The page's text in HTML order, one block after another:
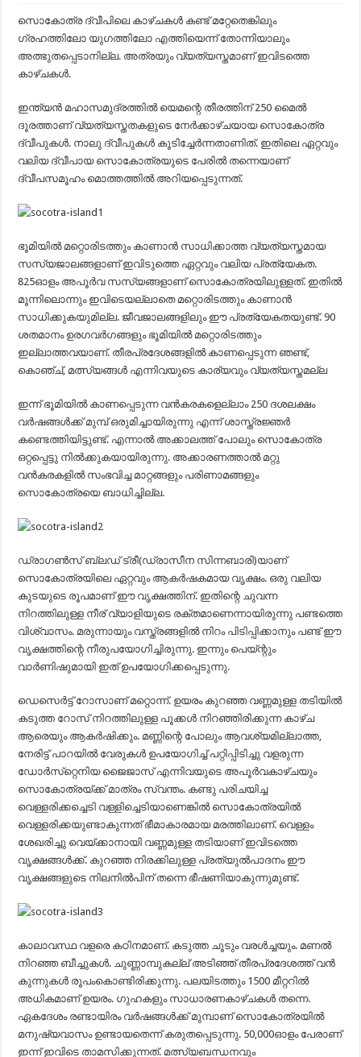
സൊകോത്ര ദ്വീപിലെ കാഴ്ചകള്‍ കണ്ട് മറ്റേതെങ്കിലും
ഗ്രഹത്തിലോ യുഗത്തിലോ എത്തിയെന്ന് തോന്നിയാലും
അത്ഭുതപ്പെടാനില്ല. അത്രയും വ്യത്യസ്തമാണ് ഇവിടത്തെ
കാഴ്ചകള്‍.
ഇന്ത്യന്‍ മഹാസമുദ്രത്തില്‍ യെമന്റെ തീരത്തിന് 250 മൈല്‍
ദൂരത്താണ് വ്യത്യസ്തതകളുടെ നേര്‍ക്കാഴ്ചയായ സൊകോത്ര
ദ്വീപുകള്‍. നാലു ദ്വീപുകള്‍ കൂടിച്ചേര്‍ന്നതാണിത്. ഇതിലെ ഏറ്റവും
വലിയ ദ്വീപായ സൊകോത്രയുടെ പേരില്‍ തന്നെയാണ്
ദ്വീപസമൂഹം മൊത്തത്തില്‍ അറിയപ്പെടുന്നത്.
ഭൂമിയില്‍ മറ്റൊരിടത്തും കാണാന്‍ സാധിക്കാത്ത വ്യത്യസ്തമായ
സസ്യജാലങ്ങളാണ് ഇവിടുത്തെ ഏറ്റവും വലിയ പ്രത്യേകത.
825ഓളം അപൂര്‍വ സസ്യങ്ങളാണ് സൊകോത്രയിലുള്ളത്. ഇതില്‍
മൂന്നിലൊന്നും ഇവിടെയല്ലാതെ മറ്റൊരിടത്തും കാണാന്‍
സാധിക്കുകയുമില്ല. ജീവജാലങ്ങളിലും ഈ പ്രത്യേകതയുണ്ട്. 90
ശതമാനം ഉരഗവര്‍ഗങ്ങളും ഭൂമിയില്‍ മറ്റൊരിടത്തും
ഇല്ലാത്തവയാണ്. തീരപ്രദേശങ്ങളില്‍ കാണപ്പെടുന്ന ഞണ്ട്,
കൊഞ്ച്, മത്സ്യങ്ങള്‍ എന്നിവയുടെ കാര്യവും വ്യത്യസ്തമല്ല
ഇന്ന് ഭൂമിയില്‍ കാണപ്പെടുന്ന വന്‍കരകളെല്ലാം 250 ദശലക്ഷം
വര്‍ഷങ്ങള്‍ക്ക് മുമ്പ് ഒരുമിച്ചായിരുന്നു എന്ന് ശാസ്ത്രജ്ഞര്‍
കണ്ടെത്തിയിട്ടുണ്ട്. എന്നാല്‍ അക്കാലത്ത് പോലും സൊകോത്ര
ഒറ്റപ്പെട്ടു നില്‍ക്കുകയായിരുന്നു. അക്കാരണത്താല്‍ മറ്റു
വന്‍കരകളില്‍ സംഭവിച്ച മാറ്റങ്ങളും പരിണാമങ്ങളും
സൊകോത്രയെ ബാധിച്ചില്ല.
ഡ്രാഗണ്‍സ് ബ്ലഡ് ട്രീ(ഡ്രാസീന സിന്നബാരി)യാണ്
സൊകോത്രയിലെ ഏറ്റവും ആകര്‍ഷകമായ വൃക്ഷം. ഒരു വലിയ
കുടയുടെ രൂപമാണ് ഈ വൃക്ഷത്തിന്. ഇതിന്റെ ചുവന്ന
നിറത്തിലുള്ള നീര് വ്യാളിയുടെ രക്തമാണെന്നായിരുന്നു പണ്ടത്തെ
വിശ്വാസം. മരുന്നായും വസ്ത്രങ്ങളില്‍ നിറം പിടിപ്പിക്കാനും പണ്ട് ഈ
വൃക്ഷത്തിന്റെ നീരുപയോഗിച്ചിരുന്നു. ഇന്നും പെയ്ന്റും
വാര്‍ണിഷുമായി ഇത് ഉപയോഗിക്കപ്പെടുന്നു.
ഡെസെര്‍ട്ട് റോസാണ് മറ്റൊന്ന്. ഉയരം കുറഞ്ഞ വണ്ണമുള്ള തടിയില്‍
കടുത്ത റോസ് നിറത്തിലുള്ള പൂക്കള്‍ നിറഞ്ഞിരിക്കുന്ന കാഴ്ച
ആരെയും ആകര്‍ഷിക്കും. മണ്ണിന്റെ പോലും ആവശ്യമില്ലാത്ത,
നേരിട്ട് പാറയില്‍ വേരുകള്‍ ഉപയോഗിച്ച് പറ്റിപ്പിടിച്ചു വളരുന്ന
ഡോര്‍സ്‌റ്റെനിയ ജൈജാസ് എന്നിവയുടെ അപൂര്‍വകാഴ്ചയും
സൊകോത്രയ്ക്ക് മാത്രം സ്വന്തം. കണ്ടു പരിചയിച്ച
വെള്ളരിക്കച്ചെടി വള്ളിച്ചെടിയാണെങ്കില്‍ സൊകോത്രയില്‍
വെള്ളരിക്കയുണ്ടാകുന്നത് ഭീമാകാരമായ മരത്തിലാണ്. വെള്ളം
ശേഖരിച്ചു വെയ്ക്കാനായി വണ്ണമുള്ള തടിയാണ് ഇവിടത്തെ
വൃക്ഷങ്ങള്‍ക്ക്. കുറഞ്ഞ നിരക്കിലുള്ള പ്രത്യുല്‍പാദനം ഈ
വൃക്ഷങ്ങളുടെ നിലനില്‍പിന് തന്നെ ഭീഷണിയാകുന്നുമുണ്ട്.
കാലാവസ്ഥ വളരെ കഠിനമാണ്. കടുത്ത ചൂടും വരള്‍ച്ചയും. മണല്‍
നിറഞ്ഞ ബീച്ചുകള്‍. ചുണ്ണാമ്പുകല്ല് അടിഞ്ഞ് തീരപ്രദേശത്ത് വന്‍
കുന്നുകള്‍ രൂപംകൊണ്ടിരിക്കുന്നു. പലയിടത്തും 1500 മീറ്ററില്‍
അധികമാണ് ഉയരം. ഗുഹകളും സാധാരണകാഴ്ചകള്‍ തന്നെ.
ഏകദേശം രണ്ടായിരം വര്‍ഷങ്ങള്‍ക്ക് മുമ്പാണ് സൊകോത്രയില്‍
മനുഷ്യവാസം ഉണ്ടായതെന്ന് കരുതപ്പെടുന്നു. 50,000ഓളം പേരാണ്
ഇന്ന് ഇവിടെ താമസിക്കുന്നത്. മത്സ്യബന്ധനവും